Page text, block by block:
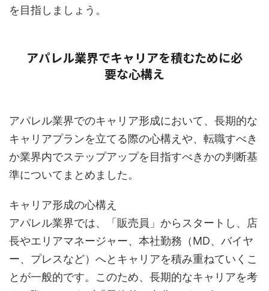
を目指しましょう。
アパレル業界でキャリアを積むために必
要な心構え
アパレル業界でのキャリア形成において、長期的な
キャリアプランを立てる際の心構えや、転職すべき
か業界内でステップアップを目指すべきかの判断基
準についてまとめました。
キャリア形成の心構え
アパレル業界では、「販売員」からスタートし、店
長やエリアマネージャー、本社勤務（MD、バイヤ
ー、プレスなど）へとキャリアを積み重ねていくこ
とが一般的です。このため、長期的なキャリアを考